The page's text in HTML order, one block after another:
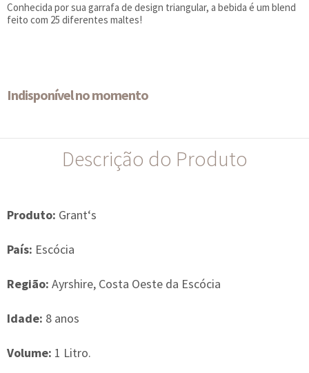
Conhecida por sua garrafa de design triangular, a bebida é um blend
feito com 25 diferentes maltes!
Indisponível no momento
Descrição do Produto
Produto: Grant‘s
País: Escócia
Região: Ayrshire, Costa Oeste da Escócia
Idade: 8 anos
Volume: 1 Litro.